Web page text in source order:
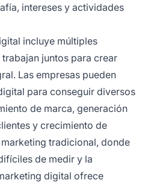
intereses y actividades
incluye múltiples
juntos para crear
Las empresas pueden
para conseguir diversos
de marca, generación
y crecimiento de
tradicional, donde
de medir y la
digital ofrece